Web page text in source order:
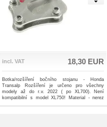
incl. VAT 18,30 EUR
Botka/rozšíření bočního stojanu - Honda
Transalp Rozšíření je určeno pro všechny
modely až do r.v. 2022 ( po XL700). Není
kompatibilní s model XL750! Material - nerez